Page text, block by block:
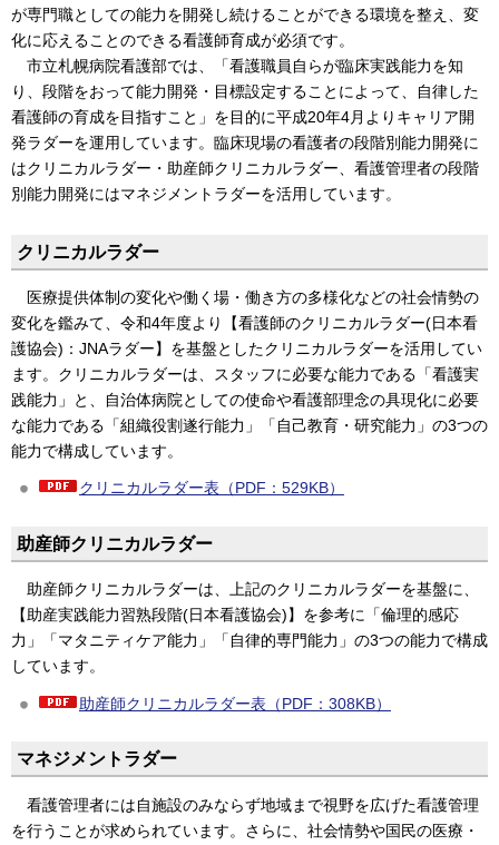
が専門職としての能力を開発し続けることができる環境を整え、変
化に応えることのできる看護師育成が必須です。
市立札幌病院看護部では、「看護職員自らが臨床実践能力を知
り、段階をおって能力開発・目標設定することによって、自律した
看護師の育成を目指すこと」を目的に平成20年4月よりキャリア開
発ラダーを運用しています。臨床現場の看護者の段階別能力開発に
はクリニカルラダー・助産師クリニカルラダー、看護管理者の段階
別能力開発にはマネジメントラダーを活用しています。
クリニカルラダー
医療提供体制の変化や働く場・働き方の多様化などの社会情勢の
変化を鑑みて、令和4年度より【看護師のクリニカルラダー(日本看
護協会)：JNAラダー】を基盤としたクリニカルラダーを活用してい
ます。クリニカルラダーは、スタッフに必要な能力である「看護実
践能力」と、自治体病院としての使命や看護部理念の具現化に必要
な能力である「組織役割遂行能力」「自己教育・研究能力」の3つの
能力で構成しています。
クリニカルラダー表（PDF：529KB）
助産師クリニカルラダー
助産師クリニカルラダーは、上記のクリニカルラダーを基盤に、
【助産実践能力習熟段階(日本看護協会)】を参考に「倫理的感応
力」「マタニティケア能力」「自律的専門能力」の3つの能力で構成
しています。
助産師クリニカルラダー表（PDF：308KB）
マネジメントラダー
看護管理者には自施設のみならず地域まで視野を広げた看護管理
を行うことが求められています。さらに、社会情勢や国民の医療・